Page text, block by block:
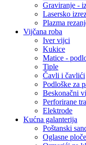
Graviranje -
Lasersko
Plazma
Vijčana roba
Iver vijci
Kukice
Matice -
Tiple
Čavli i čavlići
Podloške za
Beskonačni
Perforirane
Elektrode
Kućna galanterija
Poštanski
Oglasne ploče